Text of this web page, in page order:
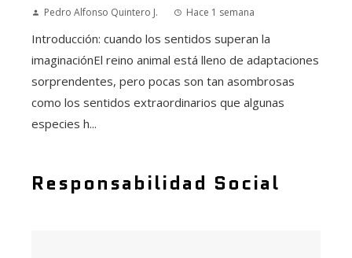
Pedro Alfonso Quintero J. Hace 1 semana
Introducción: cuando los sentidos superan la
imaginaciónEl reino animal está lleno de adaptaciones
sorprendentes, pero pocas son tan asombrosas
como los sentidos extraordinarios que algunas
especies h...
Responsabilidad Social